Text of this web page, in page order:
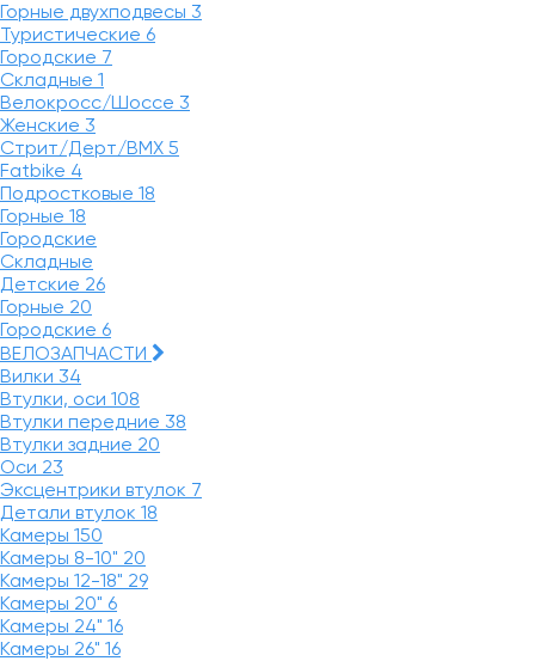
Горные двухподвесы 3
Туристические 6
Городские 7
Складные 1
Велокросс/Шоссе 3
Женские 3
Стрит/Дерт/BMX 5
Fatbike 4
Подростковые 18
Горные 18
Городские
Складные
Детские 26
Горные 20
Городские 6
ВЕЛОЗАПЧАСТИ
Вилки 34
Втулки, оси 108
Втулки передние 38
Втулки задние 20
Оси 23
Эксцентрики втулок 7
Детали втулок 18
Камеры 150
Камеры 8-10" 20
Камеры 12-18" 29
Камеры 20" 6
Камеры 24" 16
Камеры 26" 16